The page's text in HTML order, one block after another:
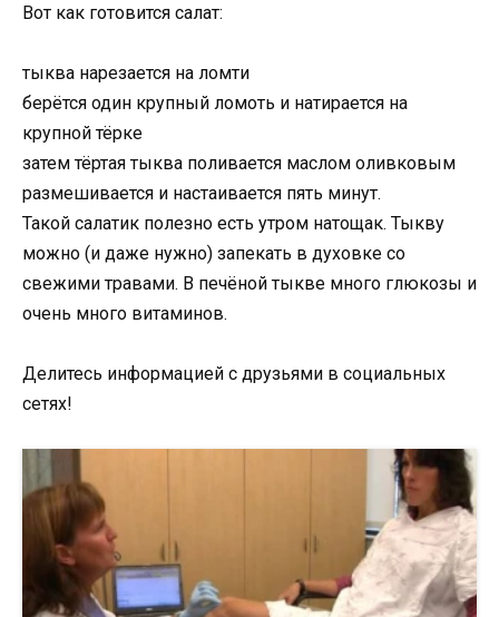
Вот как готовится салат:
тыква нарезается на ломти
берётся один крупный ломоть и натирается на
крупной тёрке
затем тёртая тыква поливается маслом оливковым
размешивается и настаивается пять минут.
Такой салатик полезно есть утром натощак. Тыкву
можно (и даже нужно) запекать в духовке со
свежими травами. В печёной тыкве много глюкозы и
очень много витаминов.
Делитесь информацией с друзьями в социальных
сетях!